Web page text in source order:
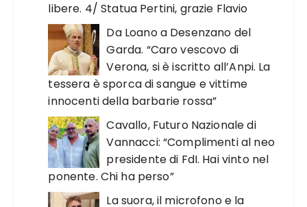
libere. 4/ Statua Pertini, grazie Flavio
Da Loano a Desenzano del
Garda. “Caro vescovo di
Verona, si è iscritto all’Anpi. La
tessera è sporca di sangue e vittime
innocenti della barbarie rossa”
Cavallo, Futuro Nazionale di
Vannacci: “Complimenti al neo
presidente di FdI. Hai vinto nel
ponente. Chi ha perso”
La suora, il microfono e la